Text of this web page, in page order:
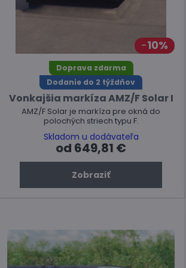
10%
Doprava zdarma
Dodanie do 2 týždňov
Vonkajšia markíza AMZ/F Solar I
AMZ/F Solar je markíza pre okná do
polochých striech typu F.
Skladom u dodávateľa
od 649,81 €
Zobraziť